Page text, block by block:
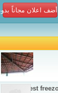
أضف اعلان مجاناً
Best